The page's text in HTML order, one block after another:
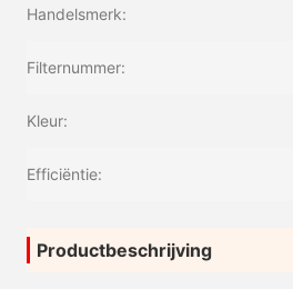
Handelsmerk:
Filternummer:
Kleur:
Efficiëntie:
Productbeschrijving